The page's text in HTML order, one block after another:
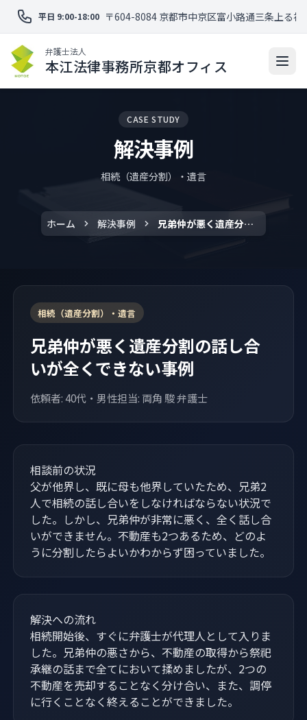
平日 9:00-18:00 〒604-8084 京都市中京区富小路通三条上る
弁護士法人
本江法律事務所京都オフィス
CASE STUDY
解決事例
相続（遺産分割）・遺言
ホーム 解決事例 兄弟仲が悪く遺産分割の話し合いが全くできない事例
相続（遺産分割）・遺言
兄弟仲が悪く遺産分割の話し合
いが全くできない事例
依頼者: 40代・男性担当: 両角 駿 弁護士
相談前の状況
父が他界し、既に母も他界していたため、兄弟2
人で相続の話し合いをしなければならない状況で
した。しかし、兄弟仲が非常に悪く、全く話し合
いができません。不動産も2つあるため、どのよ
うに分割したらよいかわからず困っていました。
解決への流れ
相続開始後、すぐに弁護士が代理人として入りま
した。兄弟仲の悪さから、不動産の取得から祭祀
承継の話まで全てにおいて揉めましたが、2つの
不動産を売却することなく分け合い、また、調停
に行くことなく終えることができました。